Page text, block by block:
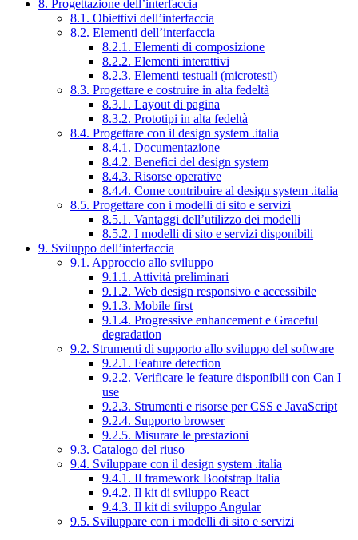
8. Progettazione dell’interfaccia
8.1. Obiettivi dell’interfaccia
8.2. Elementi dell’interfaccia
8.2.1. Elementi di composizione
8.2.2. Elementi interattivi
8.2.3. Elementi testuali (microtesti)
8.3. Progettare e costruire in alta fedeltà
8.3.1. Layout di pagina
8.3.2. Prototipi in alta fedeltà
8.4. Progettare con il design system .italia
8.4.1. Documentazione
8.4.2. Benefici del design system
8.4.3. Risorse operative
8.4.4. Come contribuire al design system .italia
8.5. Progettare con i modelli di sito e servizi
8.5.1. Vantaggi dell’utilizzo dei modelli
8.5.2. I modelli di sito e servizi disponibili
9. Sviluppo dell’interfaccia
9.1. Approccio allo sviluppo
9.1.1. Attività preliminari
9.1.2. Web design responsivo e accessibile
9.1.3. Mobile first
9.1.4. Progressive enhancement e Graceful
degradation
9.2. Strumenti di supporto allo sviluppo del software
9.2.1. Feature detection
9.2.2. Verificare le feature disponibili con Can I
use
9.2.3. Strumenti e risorse per CSS e JavaScript
9.2.4. Supporto browser
9.2.5. Misurare le prestazioni
9.3. Catalogo del riuso
9.4. Sviluppare con il design system .italia
9.4.1. Il framework Bootstrap Italia
9.4.2. Il kit di sviluppo React
9.4.3. Il kit di sviluppo Angular
9.5. Sviluppare con i modelli di sito e servizi